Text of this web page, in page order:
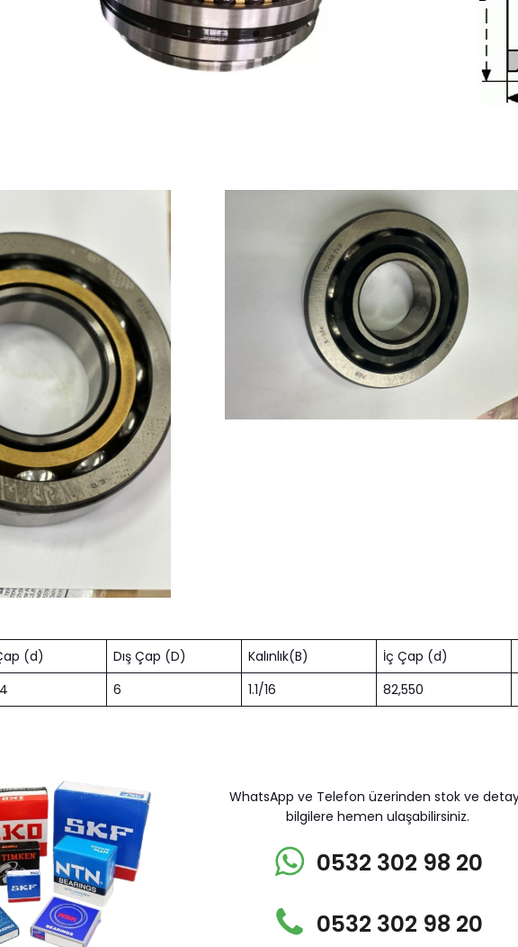
(d) Dış Çap (D) Kalınlık(B) İç Çap (d)
6 1.1/16 82,550
WhatsApp ve Telefon üzerinden stok ve
bilgilere hemen ulaşabilirsiniz.
0532 302 98 20
0532 302 98 20